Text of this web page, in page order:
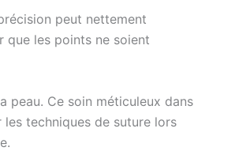
peut nettement
que les points ne soient
peau. Ce soin méticuleux dans
techniques de suture lors